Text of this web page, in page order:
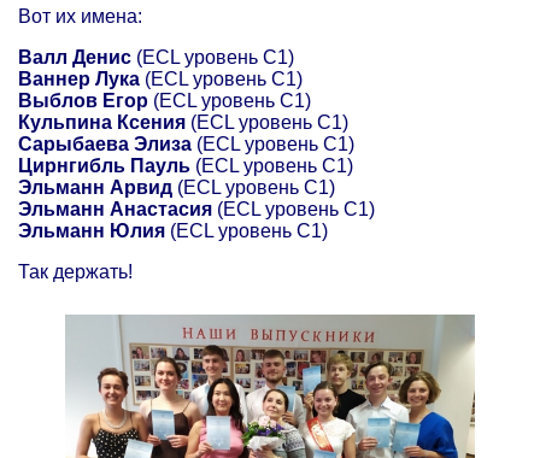
Вот их имена:
Валл Денис (ECL уровень C1)
Ваннер Лука (ECL уровень C1)
Выблов Егор (ECL уровень C1)
Кульпина Ксения (ECL уровень C1)
Сарыбаева Элиза (ECL уровень C1)
Цирнгибль Пауль (ECL уровень C1)
Эльманн Арвид (ECL уровень C1)
Эльманн Анастасия (ECL уровень C1)
Эльманн Юлия (ECL уровень C1)
Так держать!